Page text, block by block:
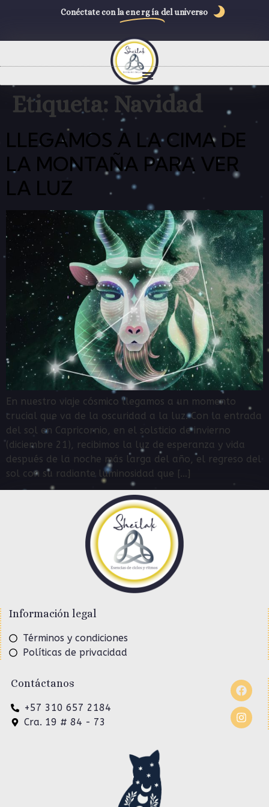
Conéctate con la energía del universo
Etiqueta: Navidad
LLEGAMOS A LA CIMA DE
LA MONTAÑA PARA VER
LA LUZ
En nuestro viaje cósmico llegamos a un momento
crucial que va de la oscuridad a la luz. Con la entrada
del sol en Capricornio, en el solsticio de invierno
(diciembre 21), recibimos la luz de esperanza y vida
después de la noche más larga del año, el regreso del
sol con su radiante luminosidad que […]
Información legal
Términos y condiciones
Políticas de privacidad
Contáctanos
+57 310 657 2184
Cra. 19 # 84 - 73